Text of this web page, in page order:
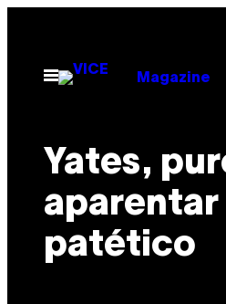
contenido
Abrir
Menú
Magazine
Yates,
aparentar
patético